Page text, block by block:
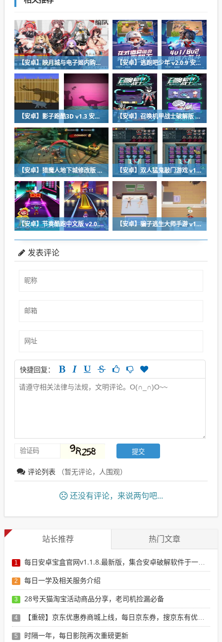
【安卓】映月城与电子姬内购版 v2.0.23 安卓免费玩 【安卓】逃跑吧少年 v2.0.9 安卓免费下载
【安卓】影子跑酷3D v1.3 安卓福利版下载 【安卓】召唤机甲战士破解版 v1.0.8 安卓福利版
【安卓】猎魔人地下城修改版 v10.3 安卓免费下载 【安卓】双人猛鬼敲门游戏 v1.0.0 安卓免费版
【安卓】节奏酷跑中文版 v2.0.2 安卓福利版下载 【安卓】骗子逃生大师手游 v1.1 安卓免费版
发表评论
快捷回复：
评论列表 （暂无评论， 人围观）
还没有评论，来说两句吧...
站长推荐 热门文章
1 每日安卓宝盒官网v1.1.8.最新版，集合安卓破解软件于一体，新增全网搜索引擎
2 每日一学及相关服务介绍
3 28号天猫淘宝活动商品分享，老司机捡漏必备
4 【重磅】京东优惠券商城上线，每日京东券，搜京东有优惠的商品
5 时隔一年，每日影院再次重磅更新